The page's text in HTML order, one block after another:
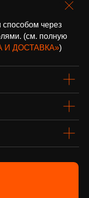
через
(см. полную
И ДОСТАВКА»)